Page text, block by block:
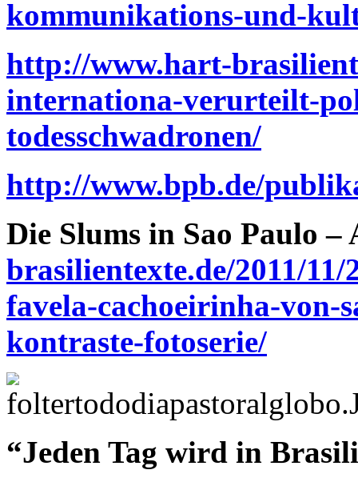
kommunikations-und-
http://www.hart-
internationa-verurteilt-
todesschwadronen/
http://www.bpb.de/
Die Slums in Sao Paulo –
brasilientexte.de/2011/
favela-cachoeirinha-von-
kontraste-fotoserie/
“Jeden Tag wird in